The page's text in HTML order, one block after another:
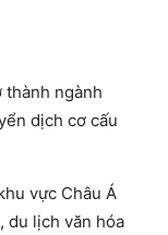
ngành
dịch cơ cấu
vực Châu Á
du lịch văn hóa